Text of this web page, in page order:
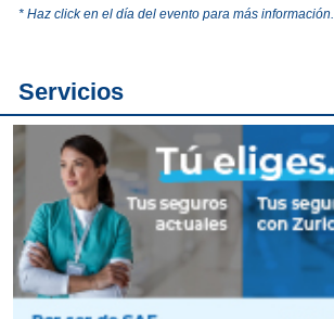
* Haz click en el día del evento para más información.
Servicios